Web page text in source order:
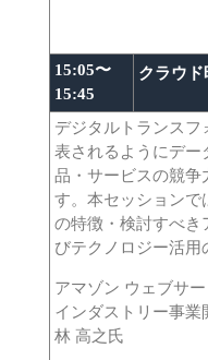
15:05〜
15:45
クラウ
デジタルトランス
表されるようにデ
品・サービスの競
す。本セッション
の特徴・検討すべ
びテクノロジー活用
アマゾン ウェブサ
インダストリー事
林 高之氏